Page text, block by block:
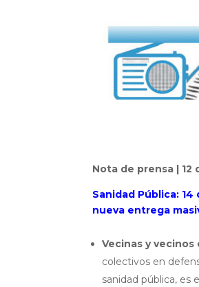
Nota de prensa | 12
Sanidad Pública:
nueva entrega
Vecinas y vecinos
colectivos en
sanidad pública, es